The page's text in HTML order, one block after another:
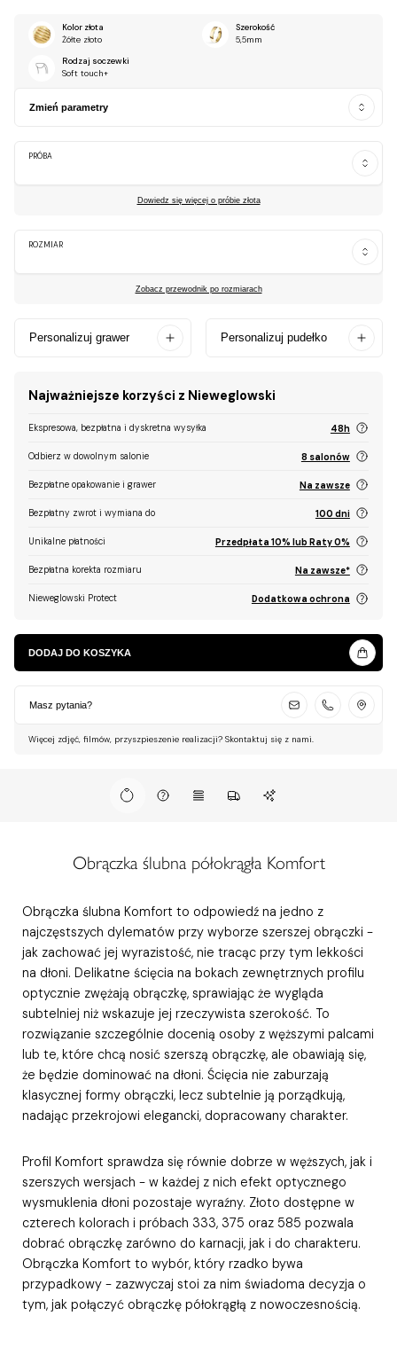
Kolor złota
Żółte złoto
Szerokość
5,5mm
Rodzaj soczewki
Soft touch+
Zmień parametry
PRÓBA
Dowiedz się więcej o próbie złota
ROZMIAR
Zobacz przewodnik po rozmiarach
Personalizuj grawer Personalizuj pudełko
Najważniejsze korzyści z Nieweglowski
Ekspresowa, bezpłatna i dyskretna wysyłka 48h
Odbierz w dowolnym salonie 8 salonów
Bezpłatne opakowanie i grawer Na zawsze
Bezpłatny zwrot i wymiana do 100 dni
Unikalne płatności Przedpłata 10% lub Raty 0%
Bezpłatna korekta rozmiaru Na zawsze*
Nieweglowski Protect Dodatkowa ochrona
DODAJ DO KOSZYKA
Masz pytania?
Więcej zdjęć, filmów, przyszpieszenie realizacji? Skontaktuj się z nami.
Obrączka ślubna półokrągła Komfort
Obrączka ślubna Komfort to odpowiedź na jedno z
najczęstszych dylematów przy wyborze szerszej obrączki -
jak zachować jej wyrazistość, nie tracąc przy tym lekkości
na dłoni. Delikatne ścięcia na bokach zewnętrznych profilu
optycznie zwężają obrączkę, sprawiając że wygląda
subtelniej niż wskazuje jej rzeczywista szerokość. To
rozwiązanie szczególnie docenią osoby z węższymi palcami
lub te, które chcą nosić szerszą obrączkę, ale obawiają się,
że będzie dominować na dłoni. Ścięcia nie zaburzają
klasycznej formy obrączki, lecz subtelnie ją porządkują,
nadając przekrojowi elegancki, dopracowany charakter.
Profil Komfort sprawdza się równie dobrze w węższych, jak i
szerszych wersjach - w każdej z nich efekt optycznego
wysmuklenia dłoni pozostaje wyraźny. Złoto dostępne w
czterech kolorach i próbach 333, 375 oraz 585 pozwala
dobrać obrączkę zarówno do karnacji, jak i do charakteru.
Obrączka Komfort to wybór, który rzadko bywa
przypadkowy - zazwyczaj stoi za nim świadoma decyzja o
tym, jak połączyć obrączkę półokrągłą z nowoczesnością.